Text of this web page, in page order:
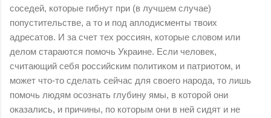
соседей, которые гибнут при (в лучшем случае)
попустительстве, а то и под аплодисменты твоих
адресатов. И за счет тех россиян, которые словом или
делом стараются помочь Украине. Если человек,
считающий себя российским политиком и патриотом, и
может что-то сделать сейчас для своего народа, то лишь
помочь людям осознать глубину ямы, в которой они
оказались, и причины, по которым они в ней сидят и не